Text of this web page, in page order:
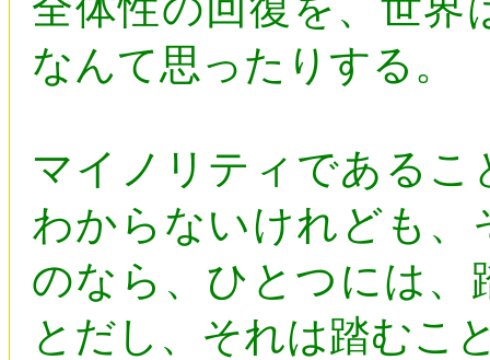
なんて思ったりする。
マイノリティである
わからないけれども、
のなら、ひとつには、
とだし、それは踏むこ